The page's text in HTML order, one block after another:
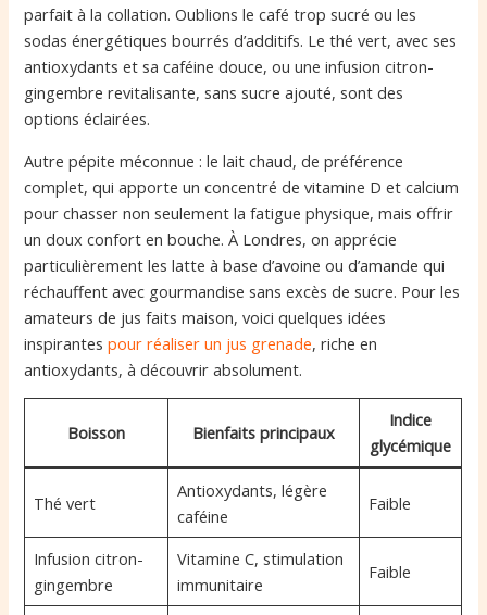
parfait à la collation. Oublions le café trop sucré ou les
sodas énergétiques bourrés d’additifs. Le thé vert, avec ses
antioxydants et sa caféine douce, ou une infusion citron-
gingembre revitalisante, sans sucre ajouté, sont des
options éclairées.
Autre pépite méconnue : le lait chaud, de préférence
complet, qui apporte un concentré de vitamine D et calcium
pour chasser non seulement la fatigue physique, mais offrir
un doux confort en bouche. À Londres, on apprécie
particulièrement les latte à base d’avoine ou d’amande qui
réchauffent avec gourmandise sans excès de sucre. Pour les
amateurs de jus faits maison, voici quelques idées
inspirantespour réaliser un jus grenade, riche en
antioxydants, à découvrir absolument.
Boisson Bienfaits principaux
Indice
glycémique
Thé vert
Antioxydants, légère
caféine
Faible
Infusion citron-
gingembre
Vitamine C, stimulation
immunitaire
Faible